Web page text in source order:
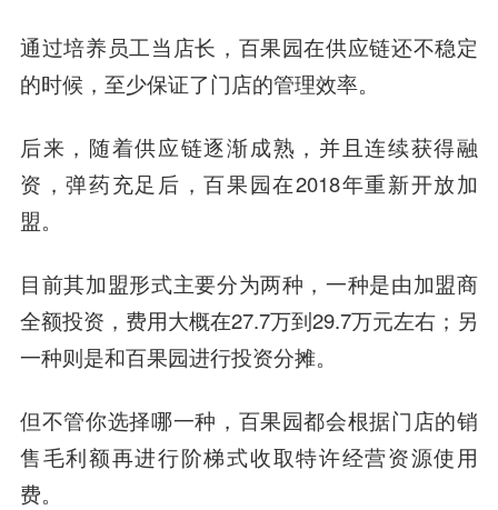
通过培养员工当店长，百果园在供应链还不稳定
的时候，至少保证了门店的管理效率。
后来，随着供应链逐渐成熟，并且连续获得融
资，弹药充足后，百果园在2018年重新开放加
盟。
目前其加盟形式主要分为两种，一种是由加盟商
全额投资，费用大概在27.7万到29.7万元左右；另
一种则是和百果园进行投资分摊。
但不管你选择哪一种，百果园都会根据门店的销
售毛利额再进行阶梯式收取特许经营资源使用
费。